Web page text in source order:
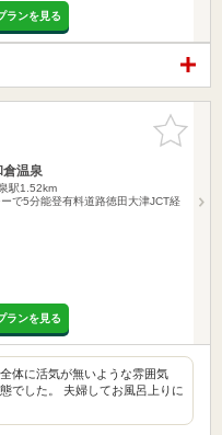
ランを見る
お気に入
りに追加
倉温泉
駅1.52km
で5分能登有料道路徳田大津JCT経
ランを見る
体に活気が無いような雰囲気
でした。 夫婦してお風呂上りに